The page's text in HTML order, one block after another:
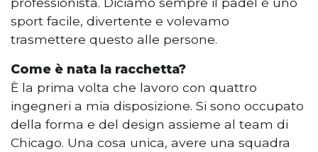
sport facile, divertente e volevamo
trasmettere questo alle persone.
Come è nata la racchetta?
È la prima volta che lavoro con quattro
ingegneri a mia disposizione. Si sono occupato
della forma e del design assieme al team di
Chicago. Una cosa unica, avere una squadra